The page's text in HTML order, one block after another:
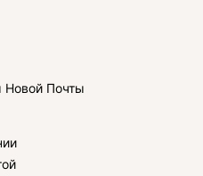
Новой Почты